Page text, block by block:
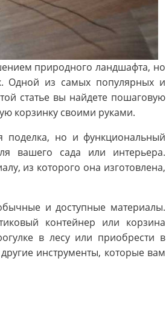
природного ландшафта, но
Одной из самых популярных и
статье вы найдете пошаговую
корзинку своими руками.
поделка, но и функциональный
вашего сада или интерьера.
из которого она изготовлена,
и доступные материалы.
контейнер или корзина
в лесу или приобрести в
инструменты, которые вам